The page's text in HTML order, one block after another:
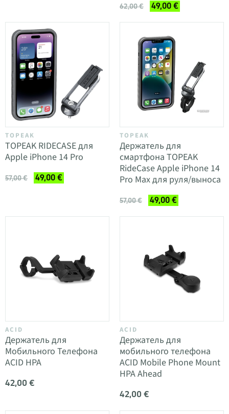
62,00 € 49,00 €
TOPEAK
TOPEAK RIDECASE для
Apple iPhone 14 Pro
57,00 € 49,00 €
TOPEAK
Держатель для
смартфона TOPEAK
RideCase Apple iPhone 14
Pro Max для руля/выноса
57,00 € 49,00 €
ACID
Держатель для
Мобильного Телефона
ACID HPA
42,00 €
ACID
Держатель для
мобильного телефона
ACID Mobile Phone Mount
HPA Ahead
42,00 €